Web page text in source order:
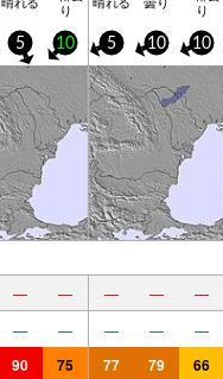
り り
5 10 5 10 10
— — — — —
— — — — —
90 75 77 79 66